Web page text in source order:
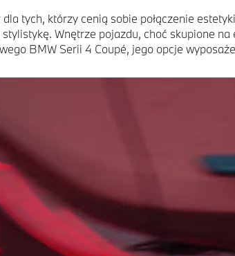
tych, którzy cenią sobie połączenie
Wnętrze pojazdu, choć skupione
BMW Serii 4 Coupé, jego opcje